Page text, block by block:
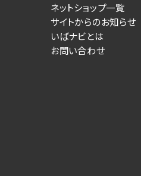
ネットショップ一覧
サイトからのお知らせ
いばナビとは
お問い合わせ